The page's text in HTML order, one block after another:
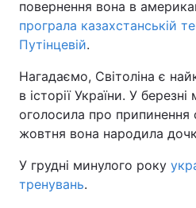
повернення вона в
програла казахстанській
Путінцевій.
Нагадаємо, Світоліна є
в історії України. У
оголосила про припинення
жовтня вона народила
У грудні минулого року
тренувань.